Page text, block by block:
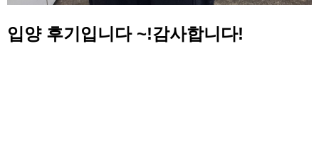
입양 후기입니다 ~!감사합니다!